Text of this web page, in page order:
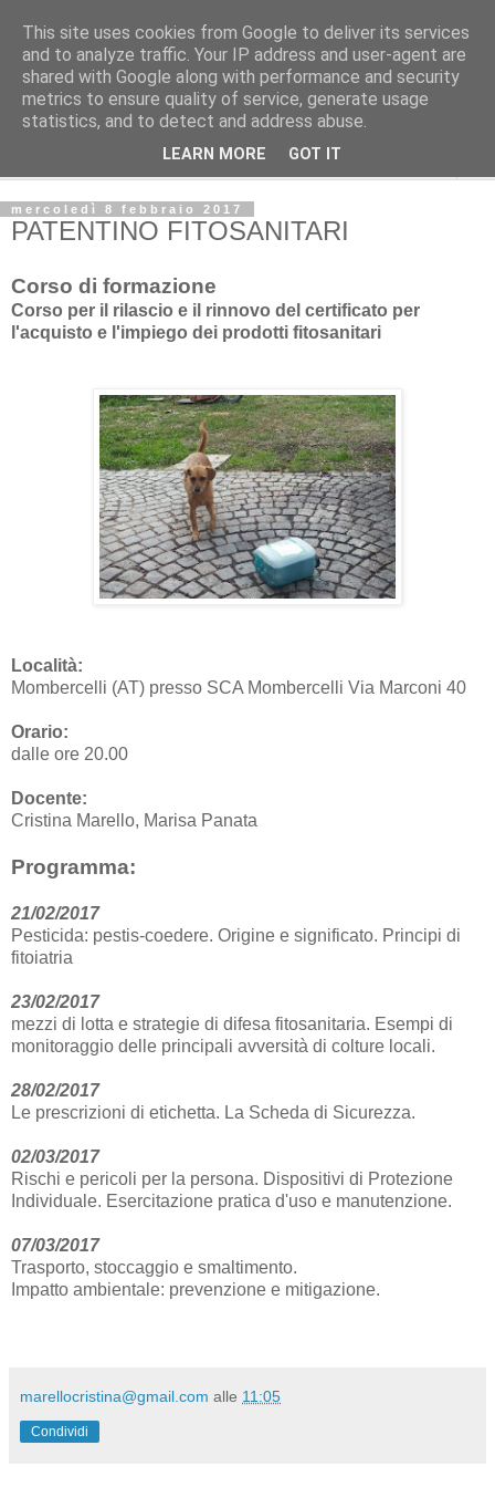
Studio Tecnico Fitoiatrico
Consulenza in agricoltura ecosostenibile
mercoledì 8 febbraio 2017
PATENTINO FITOSANITARI
Corso di formazione
Corso per il rilascio e il rinnovo del certificato per
l'acquisto e l'impiego dei prodotti fitosanitari
Località:
Mombercelli (AT) presso SCA Mombercelli Via Marconi 40
Orario:
dalle ore 20.00
Docente:
Cristina Marello, Marisa Panata
Programma:
21/02/2017
Pesticida: pestis-coedere. Origine e significato. Principi di
fitoiatria
23/02/2017
mezzi di lotta e strategie di difesa fitosanitaria. Esempi di
monitoraggio delle principali avversità di colture locali.
28/02/2017
Le prescrizioni di etichetta. La Scheda di Sicurezza.
02/03/2017
Rischi e pericoli per la persona. Dispositivi di Protezione
Individuale. Esercitazione pratica d'uso e manutenzione.
07/03/2017
Trasporto, stoccaggio e smaltimento.
Impatto ambientale: prevenzione e mitigazione.
marellocristina@gmail.com alle 11:05
Condividi
This site uses cookies from Google to deliver its services
and to analyze traffic. Your IP address and user-agent are
shared with Google along with performance and security
metrics to ensure quality of service, generate usage
statistics, and to detect and address abuse.
LEARN MORE GOT IT